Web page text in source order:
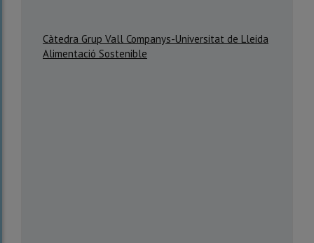
Càtedra Grup Vall Companys-Universitat de Lleida
Alimentació Sostenible